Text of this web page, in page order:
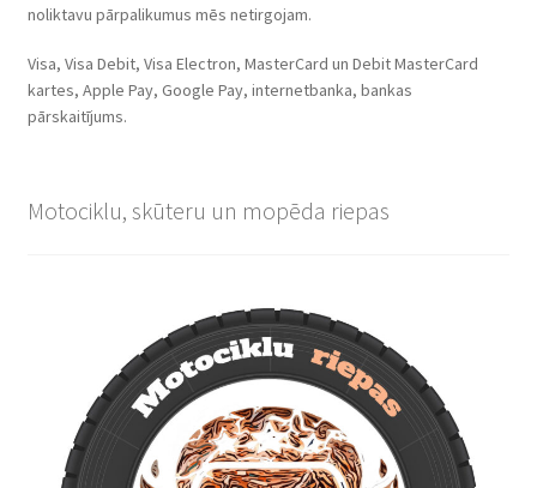
noliktavu pārpalikumus mēs netirgojam.
Visa, Visa Debit, Visa Electron, MasterCard un Debit MasterCard
kartes, Apple Pay, Google Pay, internetbanka, bankas
pārskaitījums.
Motociklu, skūteru un mopēda riepas